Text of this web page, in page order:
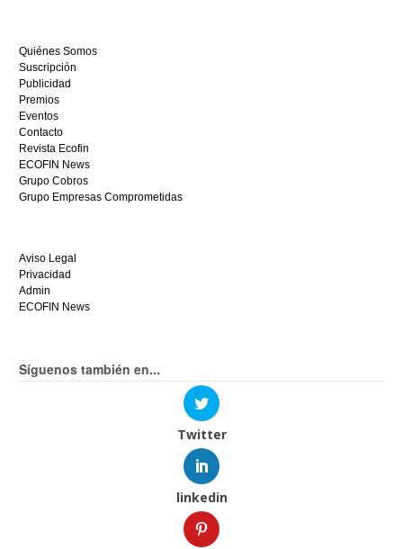
hoy
mismo.
Quiénes Somos
Suscripción
Publicidad
Premios
Eventos
Contacto
Revista Ecofin
ECOFIN News
Grupo Cobros
Grupo Empresas Comprometidas
Aviso Legal
Privacidad
Admin
ECOFIN News
Síguenos también en...
Twitter
linkedin